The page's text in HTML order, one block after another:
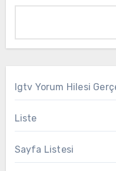
Igtv Yorum Hilesi
Liste
Sayfa Listesi